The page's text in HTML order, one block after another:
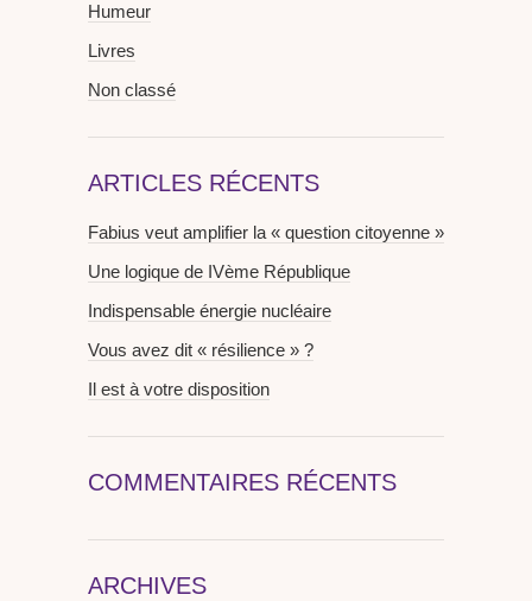
Humeur
Livres
Non classé
ARTICLES RÉCENTS
Fabius veut amplifier la « question citoyenne »
Une logique de IVème République
Indispensable énergie nucléaire
Vous avez dit « résilience » ?
Il est à votre disposition
COMMENTAIRES RÉCENTS
ARCHIVES